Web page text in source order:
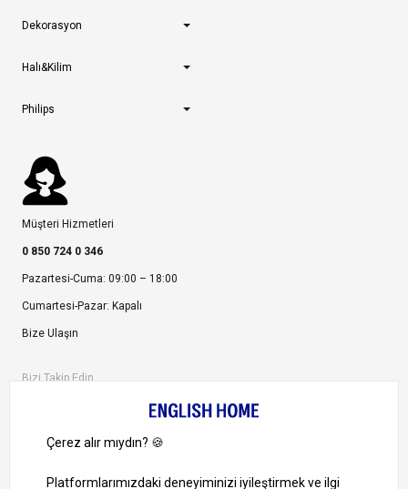
Dekorasyon
Halı&Kilim
Philips
Müşteri Hizmetleri
0 850 724 0 346
Pazartesi-Cuma: 09:00 – 18:00
Cumartesi-Pazar: Kapalı
Bize Ulaşın
Bizi Takip Edin
1000 TL ve Üzeri Alışverişlerinizde Kargo Bedava!